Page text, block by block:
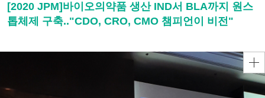
[2020 JPM]바이오의약품 생산 IND서 BLA까지 원스
톱체제 구축.."CDO, CRO, CMO 챔피언이 비전"